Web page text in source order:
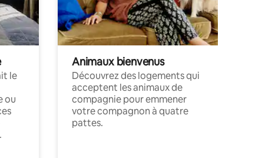
le
ou
Animaux bienvenus
Découvrez des logements qui
acceptent les animaux de
compagnie pour emmener
votre compagnon à quatre
pattes.